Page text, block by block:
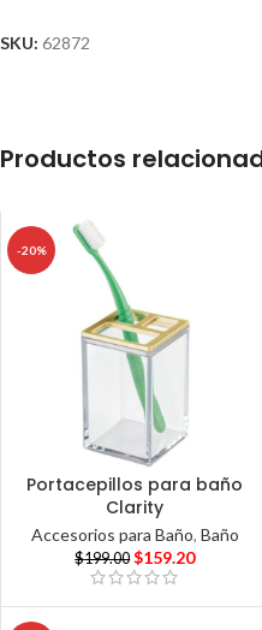
SKU: 62872
Productos
-20%
Portacepillos para baño
Clarity
Accesorios para Baño, Baño
$199.00 $159.20